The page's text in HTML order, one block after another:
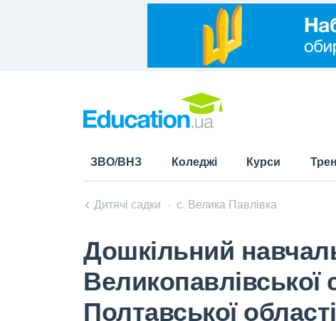
ЗВО/ВНЗ Коледжі Курси
Дитячі садки с. Велика Павлівка
Дошкільний
Великопавлівської
Полтавської області